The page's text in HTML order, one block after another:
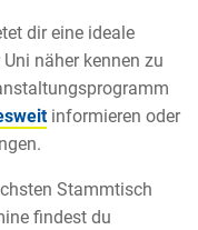
dir eine ideale
näher kennen zu
informieren oder
Stammtisch
findest du